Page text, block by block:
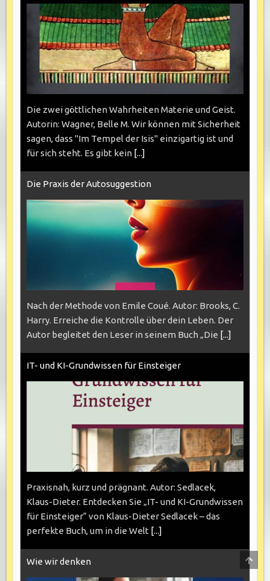
Die zwei göttlichen Wahrheiten Materie und Geist.
Autorin: Wagner, Belle M. Wir können mit Sicherheit
sagen, dass "Im Tempel der Isis" einzigartig ist und
für sich steht. Es gibt kein [...]
Die Praxis der Autosuggestion
Nach der Methode von Emile Coué. Autor: Brooks, C.
Harry. Erreiche die Kontrolle über dein Leben. Der
Autor begleitet den Leser in seinem Buch „Die [...]
IT- und KI-Grundwissen für Einsteiger
Praxisnah, kurz und prägnant. Autor: Sedlacek,
Klaus-Dieter. Entdecken Sie „IT- und KI-Grundwissen
für Einsteiger“ von Klaus-Dieter Sedlacek – das
perfekte Buch, um in die Welt [...]
Wie wir denken TO